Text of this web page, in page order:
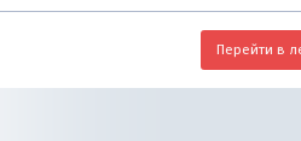
Перейти в